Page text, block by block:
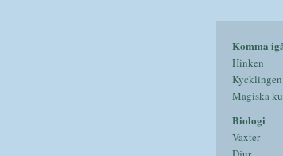
Komma
Hinken
Kycklingen
Magiska
Biologi
Växter